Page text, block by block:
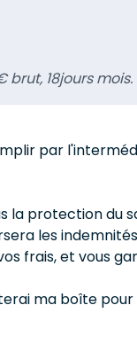
18jours mois.
par
protection du
les
frais, et vous
ma boîte